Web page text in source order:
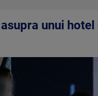
unui hotel